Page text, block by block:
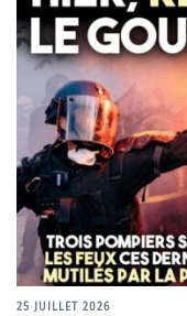
25 JUILLET 2026